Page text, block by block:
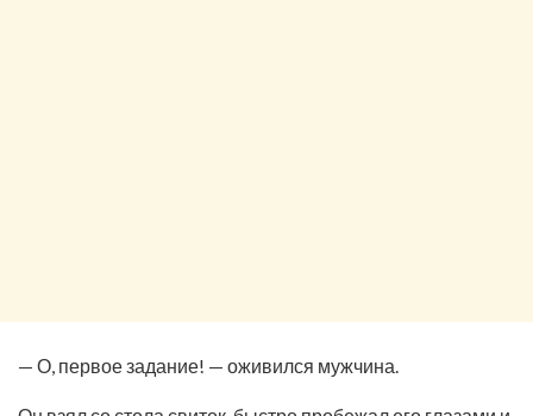
— О, первое задание! — оживился мужчина.